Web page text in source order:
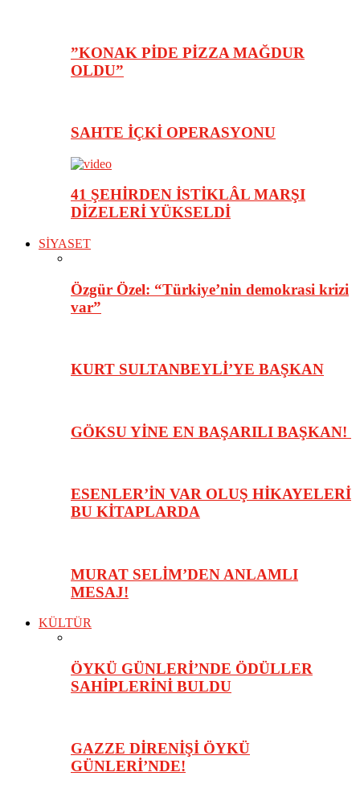
”KONAK PİDE PİZZA MAĞDUR
OLDU”
SAHTE İÇKİ OPERASYONU
41 ŞEHİRDEN İSTİKLÂL MARŞI
DİZELERİ YÜKSELDİ
SİYASET
Özgür Özel: “Türkiye’nin demokrasi krizi
var”
KURT SULTANBEYLİ’YE BAŞKAN
GÖKSU YİNE EN BAŞARILI BAŞKAN!
ESENLER’İN VAR OLUŞ HİKAYELERİ
BU KİTAPLARDA
MURAT SELİM’DEN ANLAMLI
MESAJ!
KÜLTÜR
ÖYKÜ GÜNLERİ’NDE ÖDÜLLER
SAHİPLERİNİ BULDU
GAZZE DİRENİŞİ ÖYKÜ
GÜNLERİ’NDE!